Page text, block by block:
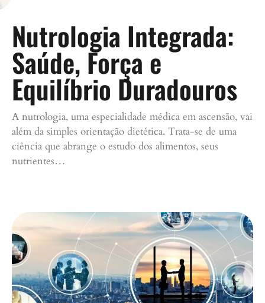
Nutrologia Integrada:
Saúde, Força e
Equilíbrio Duradouros
A nutrologia, uma especialidade médica em ascensão, vai
além da simples orientação dietética. Trata-se de uma
ciência que abrange o estudo dos alimentos, seus
nutrientes…